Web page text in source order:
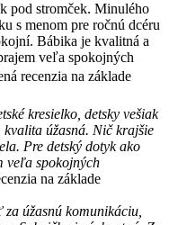
pod stromček. Minulého
s menom pre ročnú dcéru
Bábika je kvalitná a
veľa spokojných
recenzia na základe
kresielko, detsky vešiak
kvalita úžasná. Nič krajšie
Pre detský dotyk ako
veľa spokojných
na základe
úžasnú komunikáciu,